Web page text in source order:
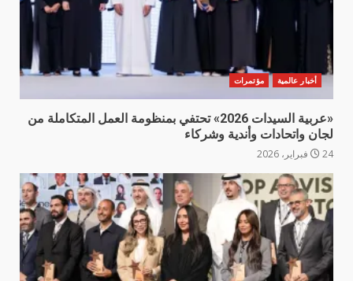
أخبار عالمية مؤتمرات
«عربية السيدات 2026» تحتفي بمنظومة العمل المتكاملة من
لجان واتحادات وأندية وشركاء
24 فبراير، 2026